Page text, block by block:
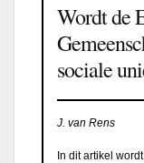
Wordt de
sociale
J. van Rens
In dit artikel